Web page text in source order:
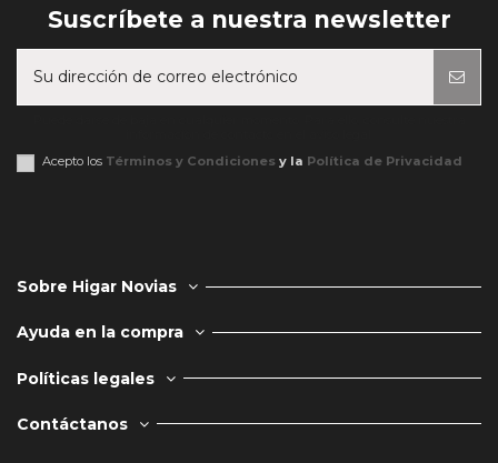
Suscríbete a nuestra newsletter
Acepto los Términos y Condiciones y la Política de Privacidad
Sobre Higar Novias
Ayuda en la compra
Políticas legales
Contáctanos